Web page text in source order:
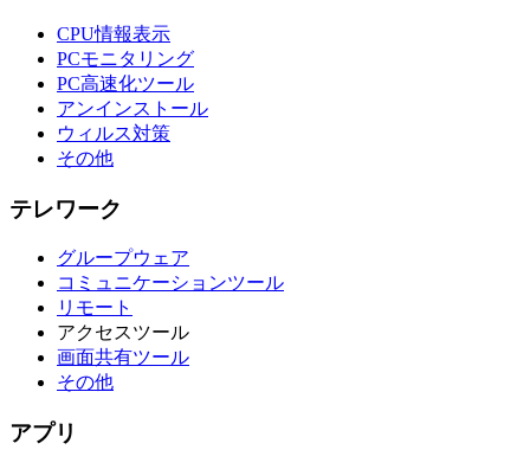
CPU情報表示
PCモニタリング
PC高速化ツール
アンインストール
ウィルス対策
その他
テレワーク
グループウェア
コミュニケーションツール
リモート
アクセスツール
画面共有ツール
その他
アプリ